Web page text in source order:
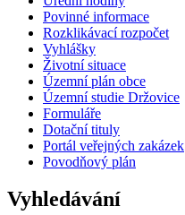
Povinné informace
Rozklikávací rozpočet
Vyhlášky
Životní situace
Územní plán obce
Územní studie Držovice
Formuláře
Dotační tituly
Portál veřejných zakázek
Povodňový plán
Vyhledávání